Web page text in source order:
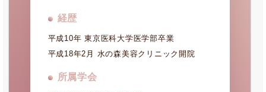
経歴
平成10年 東京医科大学医学部卒業
平成18年2月 水の森美容クリニック開院
所属学会